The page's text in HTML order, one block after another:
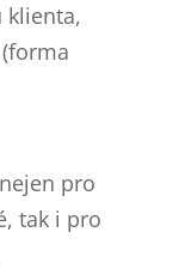
klienta,
pro
tak i pro